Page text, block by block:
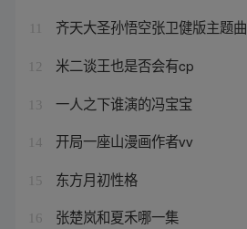
齐天大圣孙悟空张卫健版主题曲
12 米二谈王也是否会有cp
13 一人之下谁演的冯宝宝
14 开局一座山漫画作者vv
15 东方月初性格
16 张楚岚和夏禾哪一集